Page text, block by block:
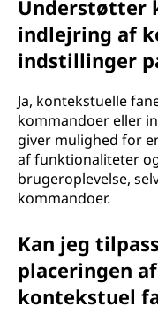
Understøtter
indlejring af
indstillinger
Ja, kontekstuelle
kommandoer eller
giver mulighed for
af funktionaliteter
brugeroplevelse,
kommandoer.
Kan jeg
placeringen
kontekstuel